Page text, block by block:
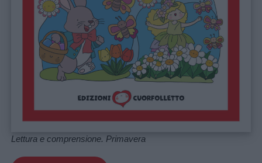
Lettura e comprensione. Primavera